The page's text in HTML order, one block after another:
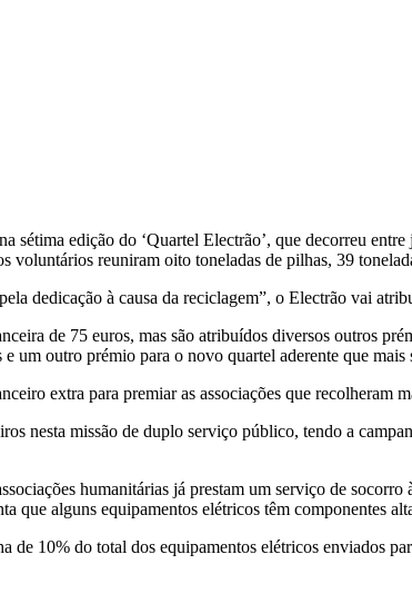
sétima edição do ‘Quartel Electrão’, que decorreu
reuniram oito toneladas de pilhas, 39
dedicação à causa da reciclagem”, o Electrão vai
de 75 euros, mas são atribuídos diversos outros
um outro prémio para o novo quartel aderente que mais
extra para premiar as associações que recolheram
nesta missão de duplo serviço público, tendo a
humanitárias já prestam um serviço de
que alguns equipamentos elétricos têm componentes
de 10% do total dos equipamentos elétricos enviados